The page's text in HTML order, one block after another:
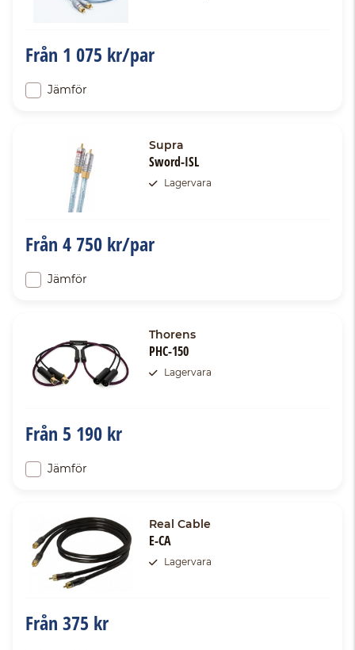
Från 1 075 kr/par
Jämför
Supra
Sword-ISL
Lagervara
Från 4 750 kr/par
Jämför
Thorens
PHC-150
Lagervara
Från 5 190 kr
Jämför
Real Cable
E-CA
Lagervara
Från 375 kr